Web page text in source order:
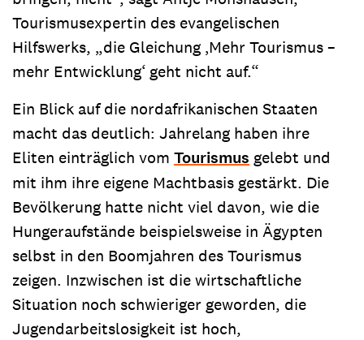
Tourismusexpertin des evangelischen
Hilfswerks, „die Gleichung ‚Mehr Tourismus –
mehr Entwicklung‘ geht nicht auf.“
Ein Blick auf die nordafrikanischen Staaten
macht das deutlich: Jahrelang haben ihre
Eliten einträglich vom Tourismus gelebt und
mit ihm ihre eigene Machtbasis gestärkt. Die
Bevölkerung hatte nicht viel davon, wie die
Hungeraufstände beispielsweise in Ägypten
selbst in den Boomjahren des Tourismus
zeigen. Inzwischen ist die wirtschaftliche
Situation noch schwieriger geworden, die
Jugendarbeitslosigkeit ist hoch,